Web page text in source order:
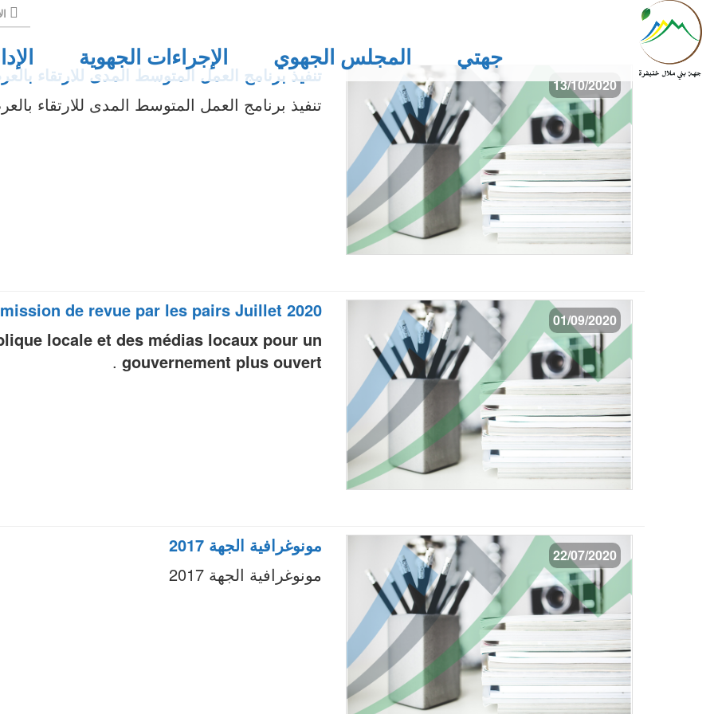
جهتي المجلس الجهوي الإجراءات الجهوية
13/10/2020
تنفيذ برنامج العمل المتوسط المدى للارتقاء
تنفيذ برنامج العمل المتوسط المدى للارتقاء
01/09/2020
de revue par les pairs Juillet 2020
locale et des médias locaux pour un
gouvernement plus ouvert
.
22/07/2020
مونوغرافية الجهة 2017
مونوغرافية الجهة 2017